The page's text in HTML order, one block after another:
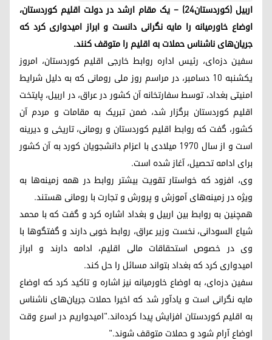
اربیل (کوردستان٢٤) – یک مقام ارشد در دولت اقلیم کوردستان،
اوضاع خاورمیانه را مایه نگرانی دانست و ابراز امیدواری کرد که
جریان‌های ناشناس حملات به اقلیم را متوقف کنند.
سفین دزه‌ای، رئیس اداره روابط خارجی اقلیم کوردستان، امروز
یکشنبه ١٠ دسامبر، در مراسم روز ملی رومانی که به دلیل شرایط
امنیتی بغداد، توسط سفارتخانه آن کشور در عراق، در اربیل، پایتخت
اقلیم کوردستان برگزار شد، ضمن تبریک به مقامات و مردم آن
کشور، گفت که روابط اقلیم کوردستان و رومانی، تاریخی و دیرینه
است و از سال ١٩٧٠ میلادی با اعزام دانشجویان کورد به آن کشور
برای ادامه تحصیل، آغاز شده است.
وی، افزود که خواستار تقویت بیشتر روابط در همه زمینه‌‌ها به
ویژه در زمینه‌‌های آموزش و پرورش و تجارت با رومانی هستند.
همچنین به روابط بین اربیل و بغداد اشاره کرد و گفت که با محمد
شیاع السودانی، نخست وزیر عراق، روابط خوبی دارند و گفتگوها با
وی در خصوص استحقاقات مالی اقلیم، ادامه دارند و ابراز
امیدواری کرد که بغداد بتواند مسائل را حل کند.
سفین دزه‌ای، به اوضاع خاورمیانه نیز اشاره و تاکید کرد که اوضاع
مایه نگرانی است و یادآور شد که اخیرا حملات جریان‌‌های ناشناس
به اقلیم کوردستان افزایش پیدا کرده‌اند."امیدواریم در اسرع وقت
اوضاع آرام شود و حملات متوقف شوند."